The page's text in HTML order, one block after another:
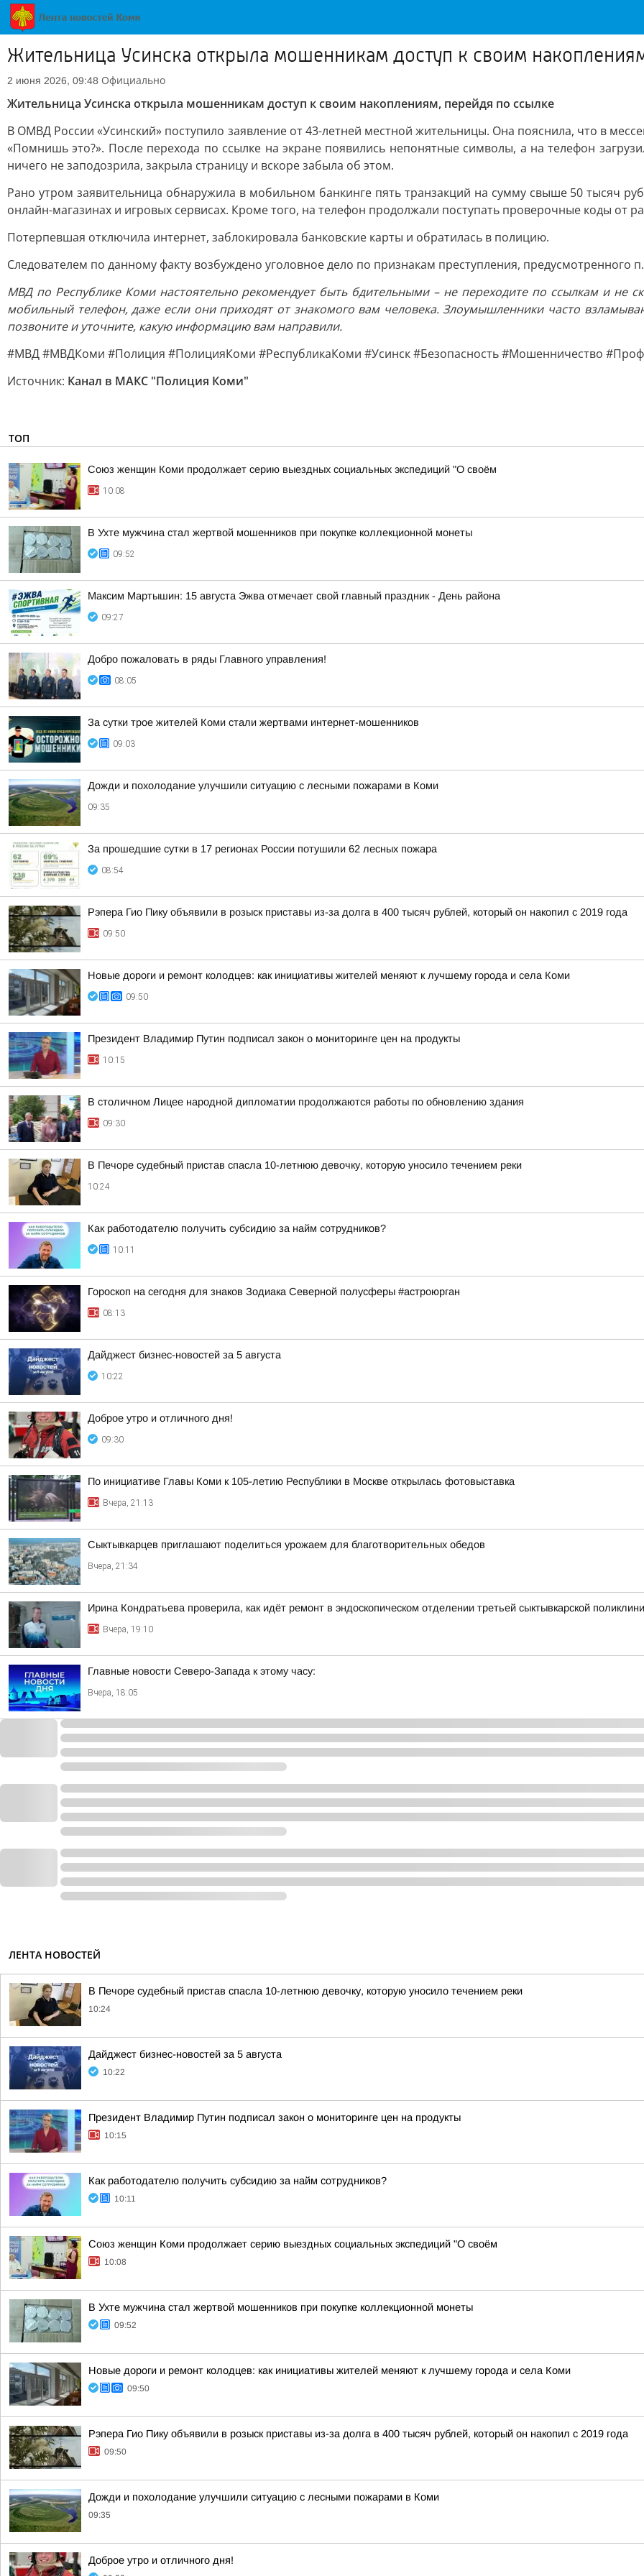
Жительница Усинска открыла мошенникам доступ к своим
2 июня 2026, 09:48 Официально
Жительница Усинска открыла мошенникам доступ к своим накоплениям, перейдя по ссылке
В ОМВД России «Усинский» поступило заявление от 43-летней местной жительницы. Она пояснила, что в
«Помнишь это?». После перехода по ссылке на экране появились непонятные символы, а на телефон
ничего не заподозрила, закрыла страницу и вскоре забыла об этом.
Рано утром заявительница обнаружила в мобильном банкинге пять транзакций на сумму свыше 50 тысяч
онлайн-магазинах и игровых сервисах. Кроме того, на телефон продолжали поступать проверочные коды от
Потерпевшая отключила интернет, заблокировала банковские карты и обратилась в полицию.
Следователем по данному факту возбуждено уголовное дело по признакам преступления, предусмотренного
МВД по Республике Коми настоятельно рекомендует быть бдительными – не переходите по ссылкам и не
мобильный телефон, даже если они приходят от знакомого вам человека. Злоумышленники часто
позвоните и уточните, какую информацию вам направили.
#МВД #МВДКоми #Полиция #ПолицияКоми #РеспубликаКоми #Усинск #Безопасность #Мошенничество
Источник: Канал в МАКС "Полиция Коми"
ТОП
Союз женщин Коми продолжает серию выездных социальных экспедиций "О своём
10:08
В Ухте мужчина стал жертвой мошенников при покупке коллекционной монеты
09:52
Максим Мартышин: 15 августа Эжва отмечает свой главный праздник - День района
09:27
Добро пожаловать в ряды Главного управления!
08:05
За сутки трое жителей Коми стали жертвами интернет-мошенников
09:03
Дожди и похолодание улучшили ситуацию с лесными пожарами в Коми
09:35
За прошедшие сутки в 17 регионах России потушили 62 лесных пожара
08:54
Рэпера Гио Пику объявили в розыск приставы из-за долга в 400 тысяч рублей, который он накопил с 2019 года
09:50
Новые дороги и ремонт колодцев: как инициативы жителей меняют к лучшему города и села Коми
09:50
Президент Владимир Путин подписал закон о мониторинге цен на продукты
10:15
В столичном Лицее народной дипломатии продолжаются работы по обновлению здания
09:30
В Печоре судебный пристав спасла 10-летнюю девочку, которую уносило течением реки
10:24
Как работодателю получить субсидию за найм сотрудников?
10:11
Гороскоп на сегодня для знаков Зодиака Северной полусферы #астроюрган
08:13
Дайджест бизнес-новостей за 5 августа
10:22
Доброе утро и отличного дня!
09:30
По инициативе Главы Коми к 105-летию Республики в Москве открылась фотовыставка
Вчера, 21:13
Сыктывкарцев приглашают поделиться урожаем для благотворительных обедов
Вчера, 21:34
Ирина Кондратьева проверила, как идёт ремонт в эндоскопическом отделении третьей сыктывкарской
Вчера, 19:10
Главные новости Северо-Запада к этому часу:
Вчера, 18:05
ЛЕНТА НОВОСТЕЙ
В Печоре судебный пристав спасла 10-летнюю девочку, которую уносило течением реки
10:24
Дайджест бизнес-новостей за 5 августа
10:22
Президент Владимир Путин подписал закон о мониторинге цен на продукты
10:15
Как работодателю получить субсидию за найм сотрудников?
10:11
Союз женщин Коми продолжает серию выездных социальных экспедиций "О своём
10:08
В Ухте мужчина стал жертвой мошенников при покупке коллекционной монеты
09:52
Новые дороги и ремонт колодцев: как инициативы жителей меняют к лучшему города и села Коми
09:50
Рэпера Гио Пику объявили в розыск приставы из-за долга в 400 тысяч рублей, который он накопил с 2019 года
09:50
Дожди и похолодание улучшили ситуацию с лесными пожарами в Коми
09:35
Доброе утро и отличного дня!